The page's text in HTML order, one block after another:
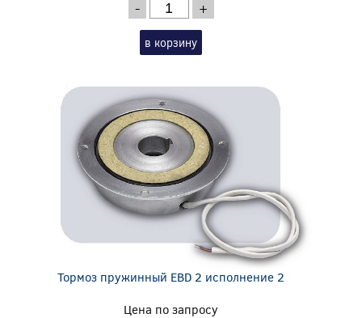
- +
в корзину
Тормоз пружинный EBD 2 исполнение 2
Цена по запросу